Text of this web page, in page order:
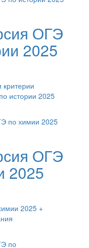
ОГЭ
2025
критерии
истории 2025
ОГЭ
2025
2025 +